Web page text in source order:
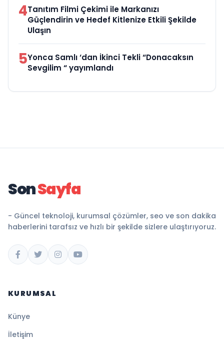
4Tanıtım Filmi Çekimi ile Markanızı
Güçlendirin ve Hedef Kitlenize Etkili Şekilde
Ulaşın
5Yonca Samlı ‘dan İkinci Tekli “Donacaksın
Sevgilim “ yayımlandı
SonSayfa
- Güncel teknoloji, kurumsal çözümler, seo ve son dakika
haberlerini tarafsız ve hızlı bir şekilde sizlere ulaştırıyoruz.
KURUMSAL
Künye
İletişim